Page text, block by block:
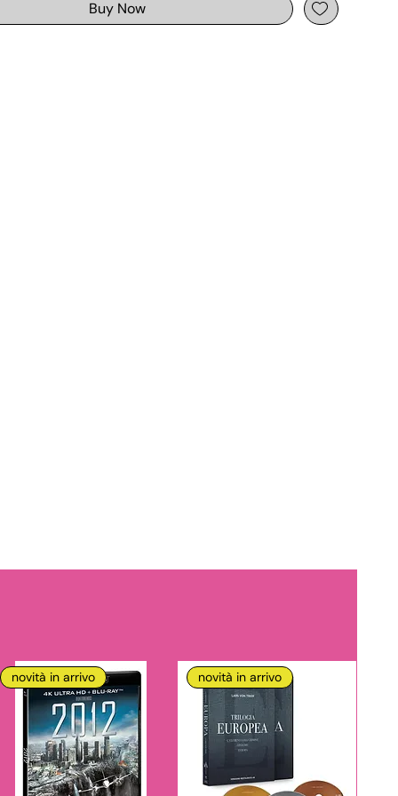
Buy Now
novità in arrivo novità in arrivo